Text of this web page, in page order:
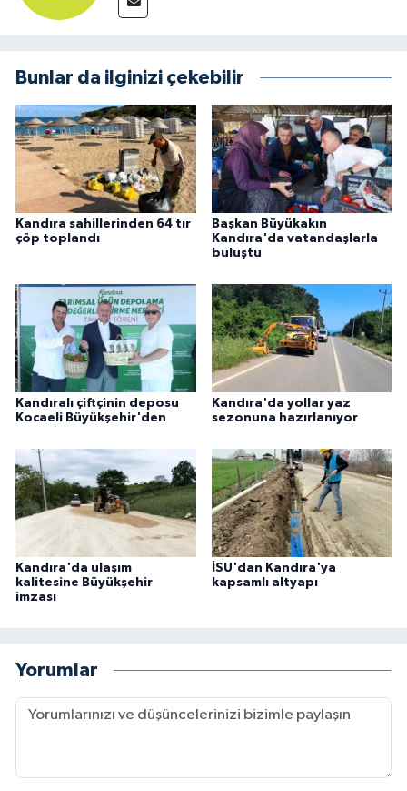
Bunlar da ilginizi çekebilir
Kandıra sahillerinden 64 tır
çöp toplandı
Başkan Büyükakın
Kandıra'da vatandaşlarla
buluştu
Kandıralı çiftçinin deposu
Kocaeli Büyükşehir'den
Kandıra'da yollar yaz
sezonuna hazırlanıyor
Kandıra'da ulaşım
kalitesine Büyükşehir
imzası
İSU'dan Kandıra'ya
kapsamlı altyapı
Yorumlar